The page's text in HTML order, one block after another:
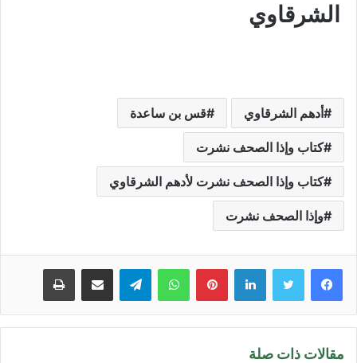
الشرقاوي
أدهم الشرقاوي قس بن ساعدة
كتاب وإذا الصحف نشرت
كتاب وإذا الصحف نشرت لأدهم الشرقاوي
وإذا الصحف نشرت
لينكدإن بينتيريستواتساب تيلقرام مشاركة عبر البريد طباعة
مقالات ذات صلة